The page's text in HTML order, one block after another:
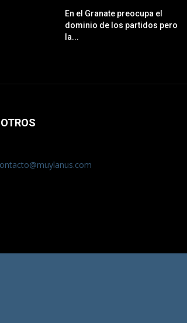
En el Granate preocupa el
dominio de los partidos pero
la...